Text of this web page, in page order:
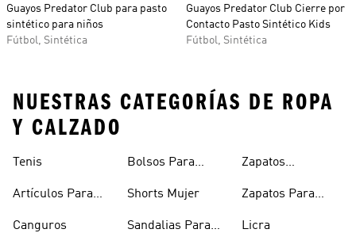
Guayos Predator Club para pasto
sintético para niños
Fútbol, Sintética
Guayos Predator Club Cierre por
Contacto Pasto Sintético Kids
Fútbol, Sintética
NUESTRAS CATEGORÍAS DE ROPA
Y CALZADO
Tenis
Artículos Para
Canguros
Bolsos Para
Shorts Mujer
Sandalias Para
Zapatos
Zapatos Para
Licra